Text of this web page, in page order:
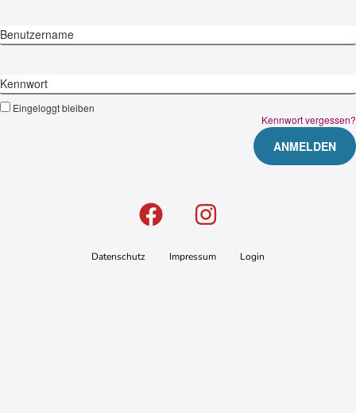
Benutzername
Kennwort
Eingeloggt bleiben
Kennwort vergessen?
Datenschutz Impressum Login